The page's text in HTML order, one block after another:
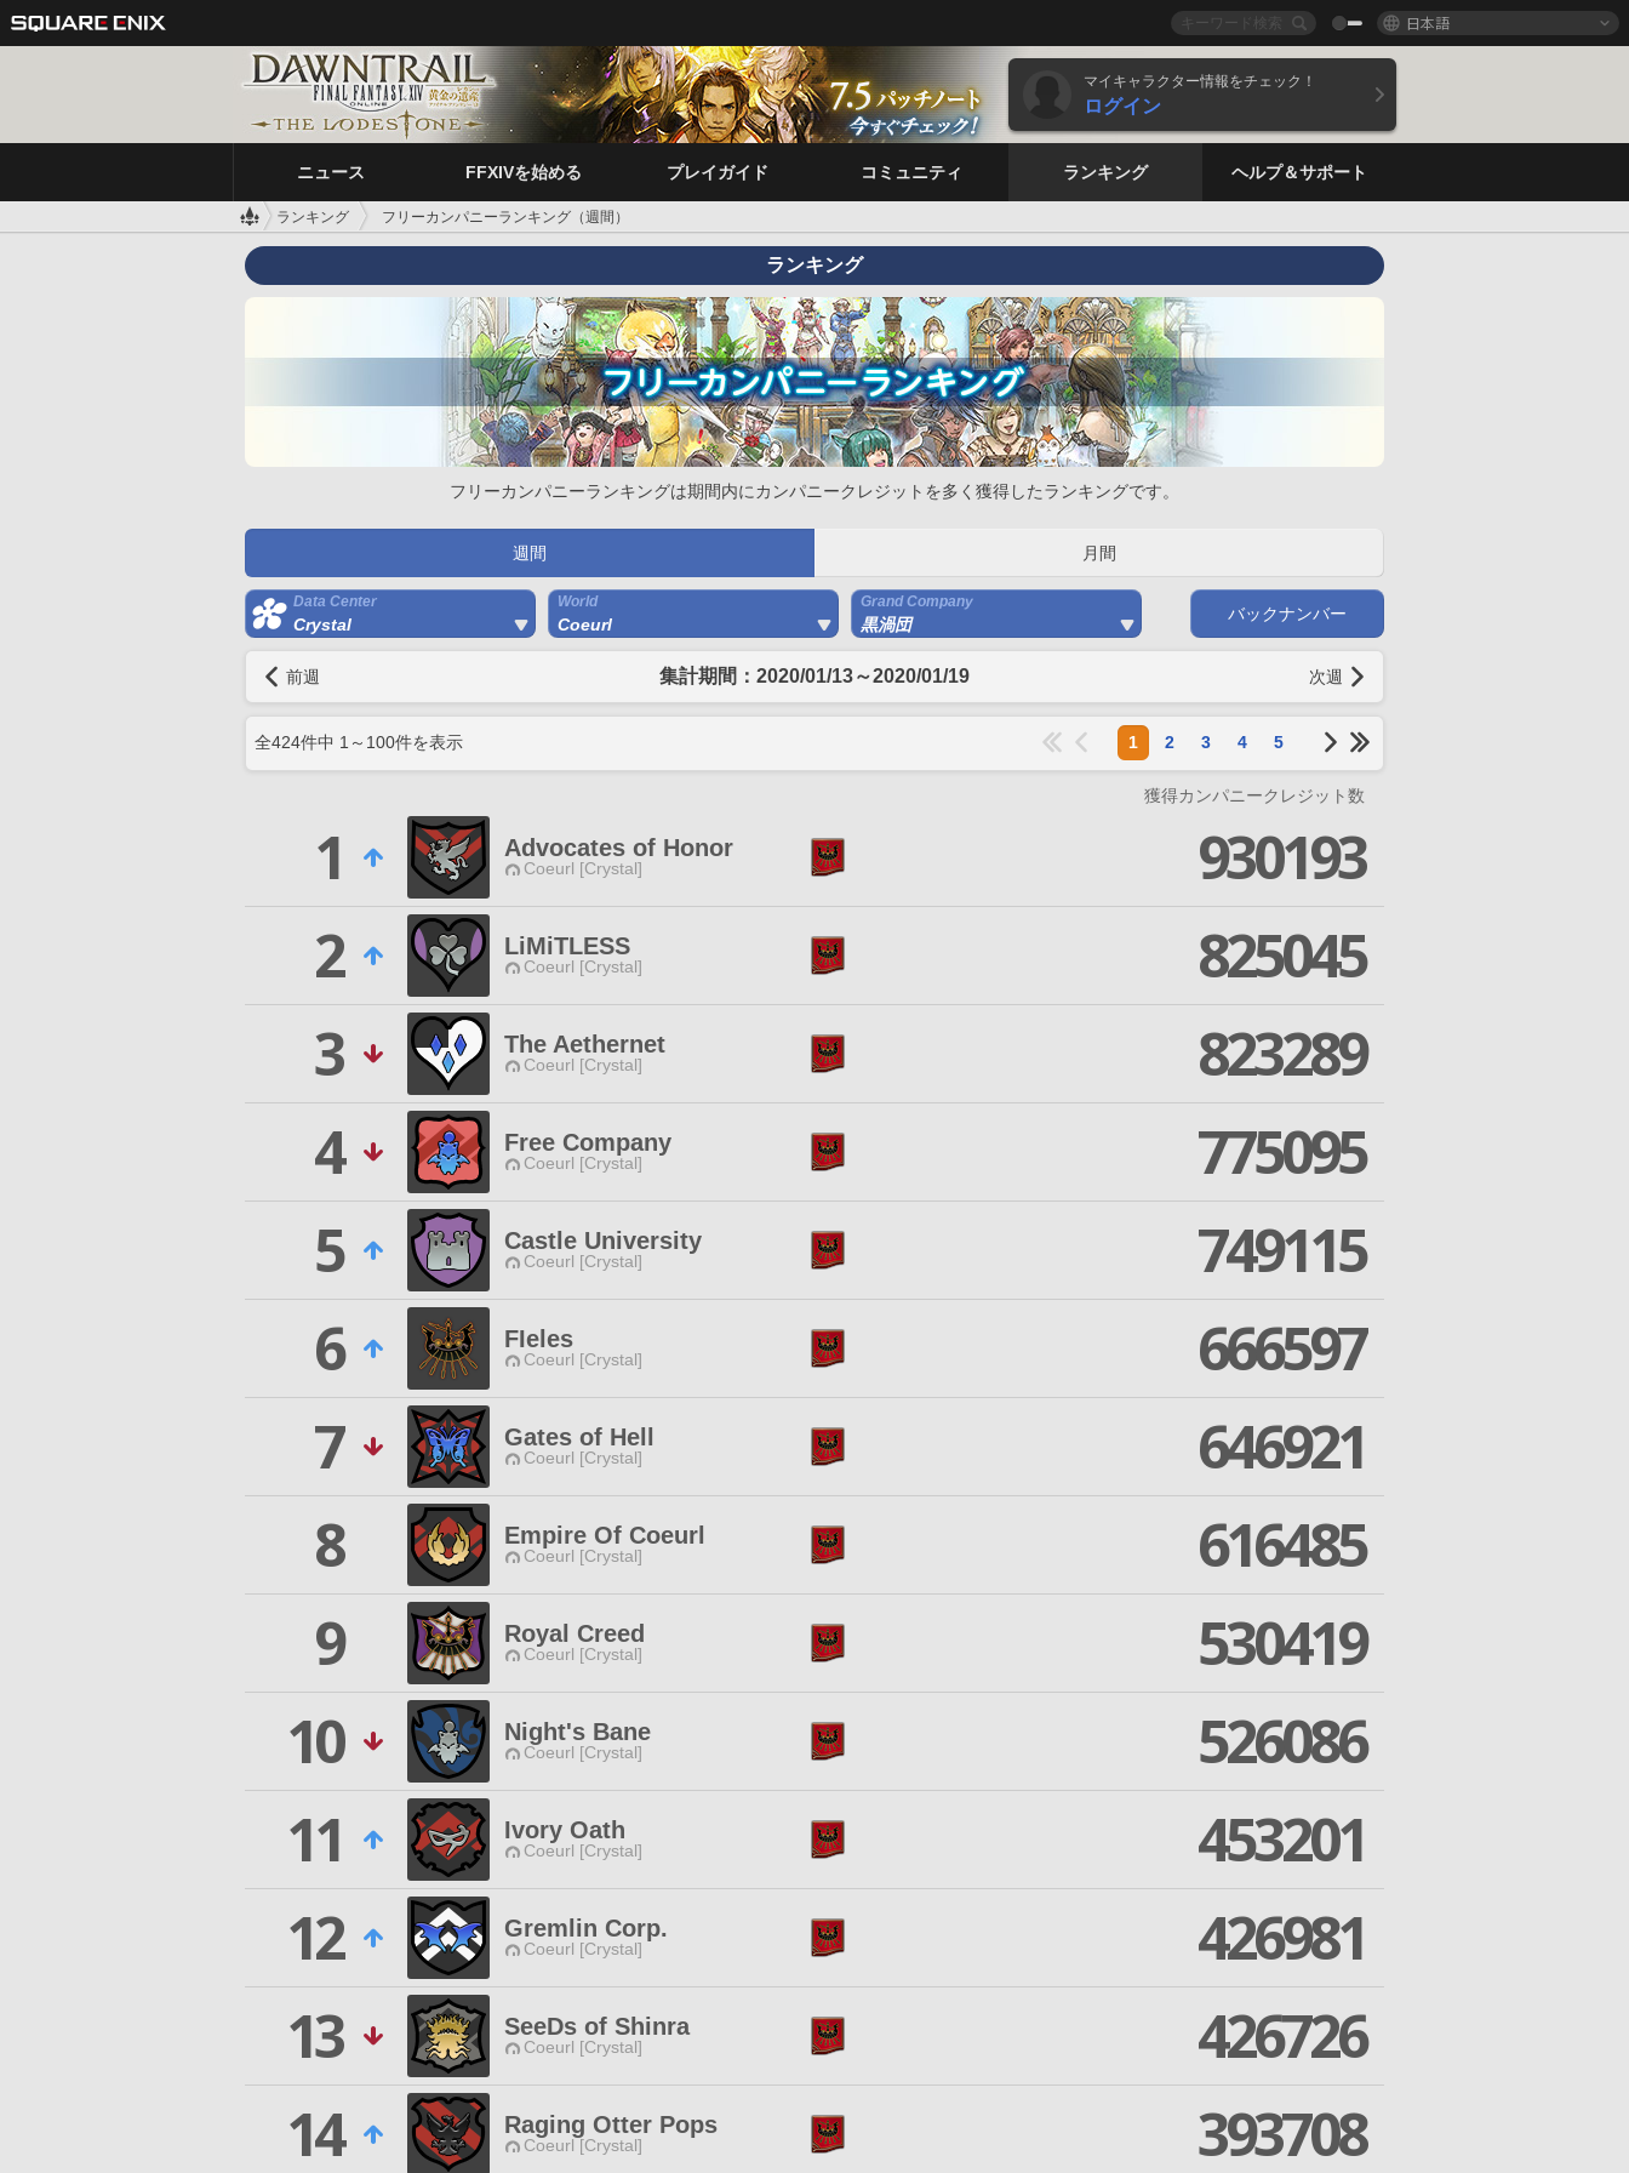
日本語
マイキャラクター情報をチェック！
ログイン
ニュース FFXIVを始める プレイガイド コミュニティ ランキング ヘルプ＆サポート
ランキング フリーカンパニーランキング（週間）
ランキング
フリーカンパニーランキングは期間内にカンパニークレジットを多く獲得したランキングです。
週間 月間
Data Center
Crystal
World
Coeurl
Grand Company
黒渦団
バックナンバー
前週 集計期間：2020/01/13～2020/01/19 次週
全424件中 1 ～ 100件を表示 1 2 3 4 5
獲得カンパニークレジット数
1 Advocates of Honor
Coeurl [Crystal]
930193
2
LiMiTLESS
Coeurl [Crystal]
825045
3
The Aethernet
Coeurl [Crystal]
823289
4
Free Company
Coeurl [Crystal]
775095
5
Castle University
Coeurl [Crystal]
749115
6
FIeles
Coeurl [Crystal]
666597
7
Gates of Hell
Coeurl [Crystal]
646921
8
Empire Of Coeurl
Coeurl [Crystal]
616485
9
Royal Creed
Coeurl [Crystal]
530419
10
Night's Bane
Coeurl [Crystal]
526086
11
Ivory Oath
Coeurl [Crystal]
453201
12
Gremlin Corp.
Coeurl [Crystal]
426981
13
SeeDs of Shinra
Coeurl [Crystal]
426726
14
Raging Otter Pops
Coeurl [Crystal] 393708